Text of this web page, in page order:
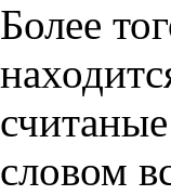
Более
словом